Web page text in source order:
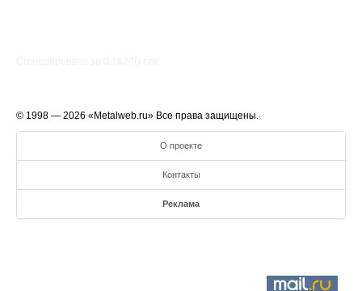
© 1998 — 2026 «Metalweb.ru» Все права защищены.
О проекте
Контакты
Реклама